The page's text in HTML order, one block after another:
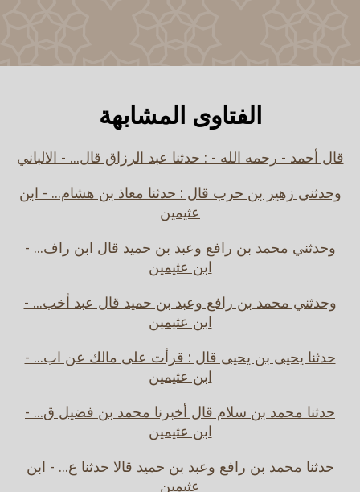
الفتاوى المشابهة
قال أحمد - رحمه الله - : حدثنا عبد الرزاق قال... - الالباني
وحدثني زهير بن حرب قال : حدثنا معاذ بن هشام... - ابن
عثيمين
وحدثني محمد بن رافع وعبد بن حميد قال ابن راف... -
ابن عثيمين
وحدثني محمد بن رافع وعبد بن حميد قال عبد أخب... -
ابن عثيمين
حدثنا يحيى بن يحيى قال : قرأت على مالك عن اب... -
ابن عثيمين
حدثنا محمد بن سلام قال أخبرنا محمد بن فضيل ق... -
ابن عثيمين
حدثنا محمد بن رافع وعبد بن حميد قالا حدثنا ع... - ابن
عثيمين